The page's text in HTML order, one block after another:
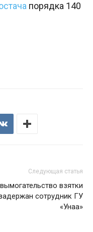
порядка 140
Следующая статья
взятки
сотрудник ГУ
«Унаа»